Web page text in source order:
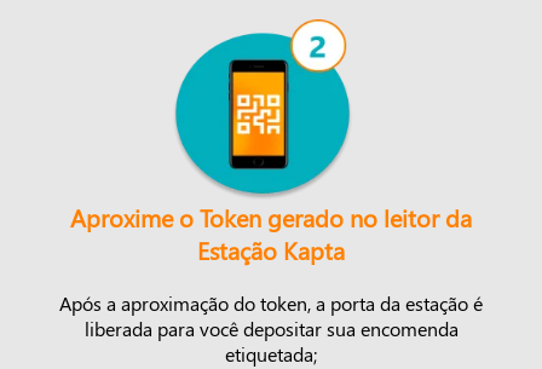
Aproxime o Token gerado no leitor da
Estação Kapta
Após a aproximação do token, a porta da estação é
liberada para você depositar sua encomenda
etiquetada;